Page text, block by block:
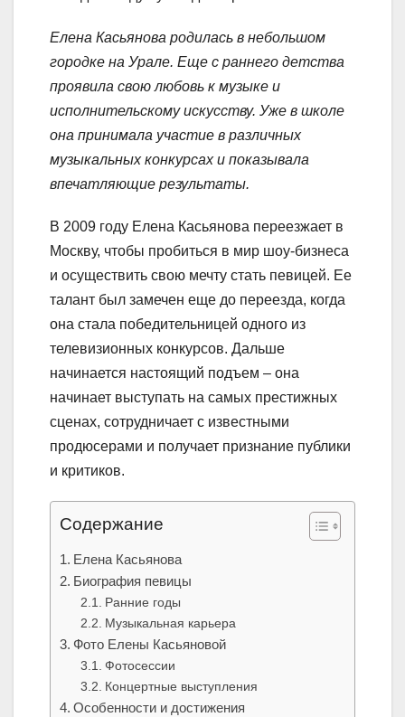
Елена Касьянова родилась в небольшом
городке на Урале. Еще с раннего детства
проявила свою любовь к музыке и
исполнительскому искусству. Уже в школе
она принимала участие в различных
музыкальных конкурсах и показывала
впечатляющие результаты.
В 2009 году Елена Касьянова переезжает в
Москву, чтобы пробиться в мир шоу-бизнеса
и осуществить свою мечту стать певицей. Ее
талант был замечен еще до переезда, когда
она стала победительницей одного из
телевизионных конкурсов. Дальше
начинается настоящий подъем – она
начинает выступать на самых престижных
сценах, сотрудничает с известными
продюсерами и получает признание публики
и критиков.
Содержание
Елена Касьянова
Биография певицы
Ранние годы
Музыкальная карьера
Фото Елены Касьяновой
Фотосессии
Концертные выступления
Особенности и достижения